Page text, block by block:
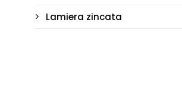
Lamiera zincata